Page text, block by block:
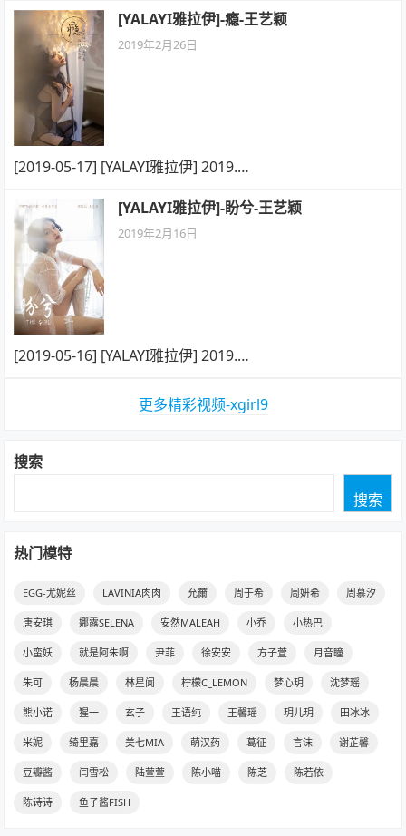
[YALAYI雅拉伊]-瘾-王艺颖
2019年2月26日
[2019-05-17] [YALAYI雅拉伊] 2019.…
[YALAYI雅拉伊]-盼兮-王艺颖
2019年2月16日
[2019-05-16] [YALAYI雅拉伊] 2019.…
更多精彩视频-xgirl9
搜索
搜索
热门模特
EGG-尤妮丝 LAVINIA肉肉 允薾 周于希 周妍希 周慕汐
唐安琪 娜露SELENA 安然MALEAH 小乔 小热巴
小蛮妖 就是阿朱啊 尹菲 徐安安 方子萱 月音瞳
朱可 杨晨晨 林星阑 柠檬C_LEMON 梦心玥 沈梦瑶
熊小诺 猩一 玄子 王语纯 王馨瑶 玥儿玥 田冰冰
米妮 绮里嘉 美七MIA 萌汉药 葛征 言沫 谢芷馨
豆瓣酱 闫雪松 陆萱萱 陈小喵 陈芝 陈若依
陈诗诗 鱼子酱FISH